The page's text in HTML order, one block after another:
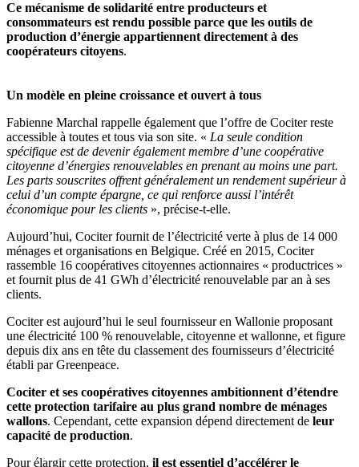
Ce mécanisme de solidarité entre producteurs et
consommateurs est rendu possible parce que les outils de
production d’énergie appartiennent directement à des
coopérateurs citoyens.
Un modèle en pleine croissance et ouvert à tous
Fabienne Marchal rappelle également que l’offre de Cociter reste
accessible à toutes et tous via son site. « La seule condition
spécifique est de devenir également membre d’une coopérative
citoyenne d’énergies renouvelables en prenant au moins une part.
Les parts souscrites offrent généralement un rendement supérieur à
celui d’un compte épargne, ce qui renforce aussi l’intérêt
économique pour les clients », précise-t-elle.
Aujourd’hui, Cociter fournit de l’électricité verte à plus de 14 000
ménages et organisations en Belgique. Créé en 2015, Cociter
rassemble 16 coopératives citoyennes actionnaires « productrices »
et fournit plus de 41 GWh d’électricité renouvelable par an à ses
clients.
Cociter est aujourd’hui le seul fournisseur en Wallonie proposant
une électricité 100 % renouvelable, citoyenne et wallonne, et figure
depuis dix ans en tête du classement des fournisseurs d’électricité
établi par Greenpeace.
Cociter et ses coopératives citoyennes ambitionnent d’étendre
cette protection tarifaire au plus grand nombre de ménages
wallons. Cependant, cette expansion dépend directement de leur
capacité de production.
Pour élargir cette protection, il est essentiel d’accélérer le